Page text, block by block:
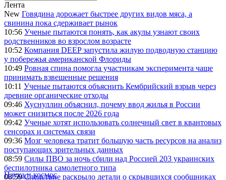
Лента
New Говядина дорожает быстрее других видов мяса, а
свинина пока сдерживает рынок
10:56 Ученые пытаются понять, как акулы узнают своих
родственников во взрослом возрасте
10:52 Компания DEEP запустила жилую подводную станцию
у побережья американской Флориды
10:49 Ровная спина помогла участникам эксперимента чаще
принимать взвешенные решения
10:11 Ученые пытаются объяснить Кембрийский взрыв через
древние органические отходы
09:46 Хуснуллин объяснил, почему ввод жилья в России
может снизиться после 2026 года
09:42 Ученые хотят использовать солнечный свет в квантовых
сенсорах и системах связи
09:36 Мозг человека тратит большую часть ресурсов на анализ
поступающих зрительных данных
08:59 Силы ПВО за ночь сбили над Россией 203 украинских
беспилотника самолетного типа
08:59 Следствие раскрыло детали о скрывшихся сообщниках
Наука и космос